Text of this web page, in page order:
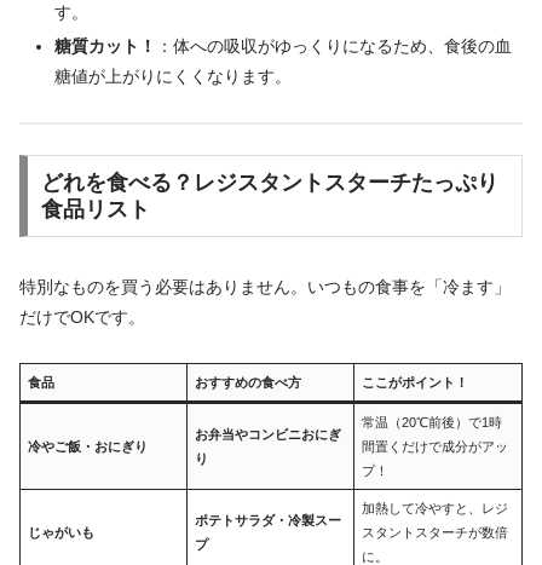
す。
糖質カット！
：体への吸収がゆっくりになるため、食後の血
糖値が上がりにくくなります。
どれを食べる？レジスタントスターチたっぷり
食品リスト
特別なものを買う必要はありません。いつもの食事を「冷ます」
だけでOKです。
食品 おすすめの食べ方 ここがポイント！
冷やご飯・おにぎり
お弁当やコンビニおにぎ
り
常温（20℃前後）で1時
間置くだけで成分がアッ
プ！
じゃがいも
ポテトサラダ・冷製スー
プ
加熱して冷やすと、レジ
スタントスターチが数倍
に。